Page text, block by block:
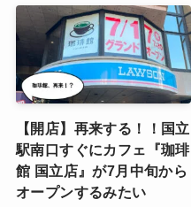
【開店】再来する！！国立
駅南口すぐにカフェ『珈琲
館 国立店』が7月中旬から
オープンするみたい